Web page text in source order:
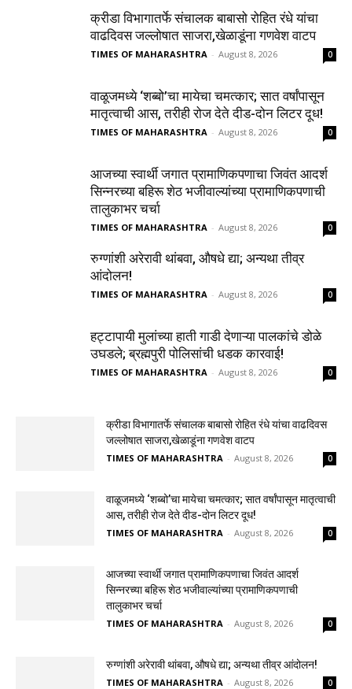
क्रीडा विभागातर्फे संचालक बाबासो रोहित रंधे यांचा
वाढदिवस जल्लोषात साजरा,खेळाडूंना गणवेश वाटप
TIMES OF MAHARASHTRA - August 8, 2026 0
वाळूजमध्ये ‘शब्बो’चा मायेचा चमत्कार; सात वर्षांपासून
मातृत्वाची आस, तरीही रोज देते दीड-दोन लिटर दूध!
TIMES OF MAHARASHTRA - August 8, 2026 0
आजच्या स्वार्थी जगात प्रामाणिकपणाचा जिवंत आदर्श
सिन्नरच्या बहिरू शेठ भजीवाल्यांच्या प्रामाणिकपणाची
तालुकाभर चर्चा
TIMES OF MAHARASHTRA - August 8, 2026 0
रुग्णांशी अरेरावी थांबवा, औषधे द्या; अन्यथा तीव्र
आंदोलन!
TIMES OF MAHARASHTRA - August 8, 2026 0
हट्टापायी मुलांच्या हाती गाडी देणाऱ्या पालकांचे डोळे
उघडले; ब्रह्मपुरी पोलिसांची धडक कारवाई!
TIMES OF MAHARASHTRA - August 8, 2026 0
क्रीडा विभागातर्फे संचालक बाबासो रोहित रंधे यांचा वाढदिवस
जल्लोषात साजरा,खेळाडूंना गणवेश वाटप
TIMES OF MAHARASHTRA - August 8, 2026 0
वाळूजमध्ये ‘शब्बो’चा मायेचा चमत्कार; सात वर्षांपासून मातृत्वाची
आस, तरीही रोज देते दीड-दोन लिटर दूध!
TIMES OF MAHARASHTRA - August 8, 2026 0
आजच्या स्वार्थी जगात प्रामाणिकपणाचा जिवंत आदर्श
सिन्नरच्या बहिरू शेठ भजीवाल्यांच्या प्रामाणिकपणाची
तालुकाभर चर्चा
TIMES OF MAHARASHTRA - August 8, 2026 0
रुग्णांशी अरेरावी थांबवा, औषधे द्या; अन्यथा तीव्र आंदोलन!
TIMES OF MAHARASHTRA - August 8, 2026 0